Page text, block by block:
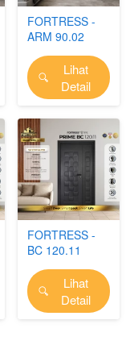
FORTRESS -
ARM 90.02
`
Lihat
Detail
FORTRESS -
BC 120.11
(PRIME)
`
Lihat
Detail